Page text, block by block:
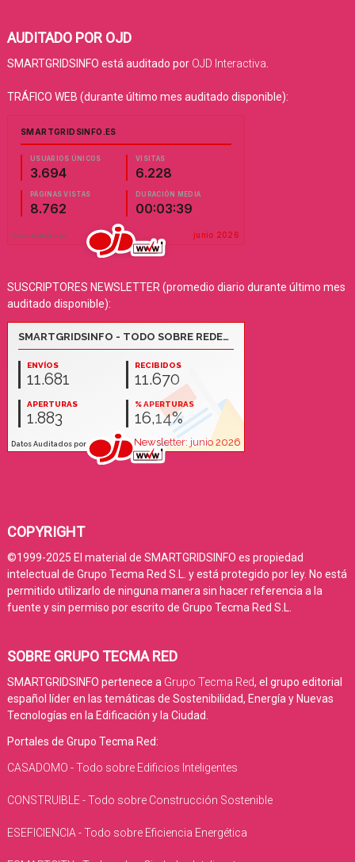
AUDITADO POR OJD
SMARTGRIDSINFO está auditado por OJD Interactiva
TRÁFICO WEB (durante último mes auditado disponible):
SUSCRIPTORES NEWSLETTER (promedio diario durante último mes
auditado disponible):
COPYRIGHT
©1999-2025 El material de SMARTGRIDSINFO es propiedad
intelectual de Grupo Tecma Red S.L. y está protegido por ley. No está
permitido utilizarlo de ninguna manera sin hacer referencia a la
fuente y sin permiso por escrito de Grupo Tecma Red S.L.
SOBRE GRUPO TECMA RED
SMARTGRIDSINFO pertenece a Grupo Tecma Red, el grupo editorial
español líder en las temáticas de Sostenibilidad, Energía y Nuevas
Tecnologías en la Edificación y la Ciudad.
Portales de Grupo Tecma Red:
CASADOMO - Todo sobre Edificios Inteligentes
CONSTRUIBLE - Todo sobre Construcción Sostenible
ESEFICIENCIA - Todo sobre Eficiencia Energética